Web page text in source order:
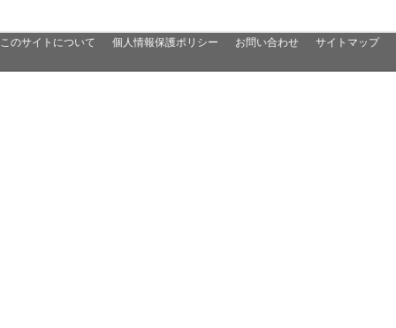
このサイトについて 個人情報保護ポリシー お問い合わせ サイトマップ